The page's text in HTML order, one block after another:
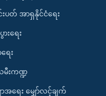
ပတ် အာရှနိုင်ငံရေး
ားရေး
ေး
မီးကဏ္ဍ
အရေး မျှော်လင့်ချက်